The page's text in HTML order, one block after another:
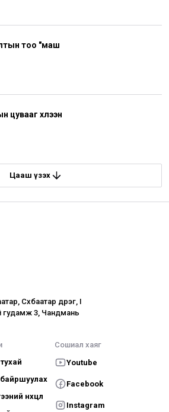
тоо "маш
цувааг хүлээн
Цааш үзэх
Сүхбаатар дүүрэг, I
гудамж 3, Чандмань
нөхцөл
Сошиал хаяг
Youtube
Facebook
Instagram